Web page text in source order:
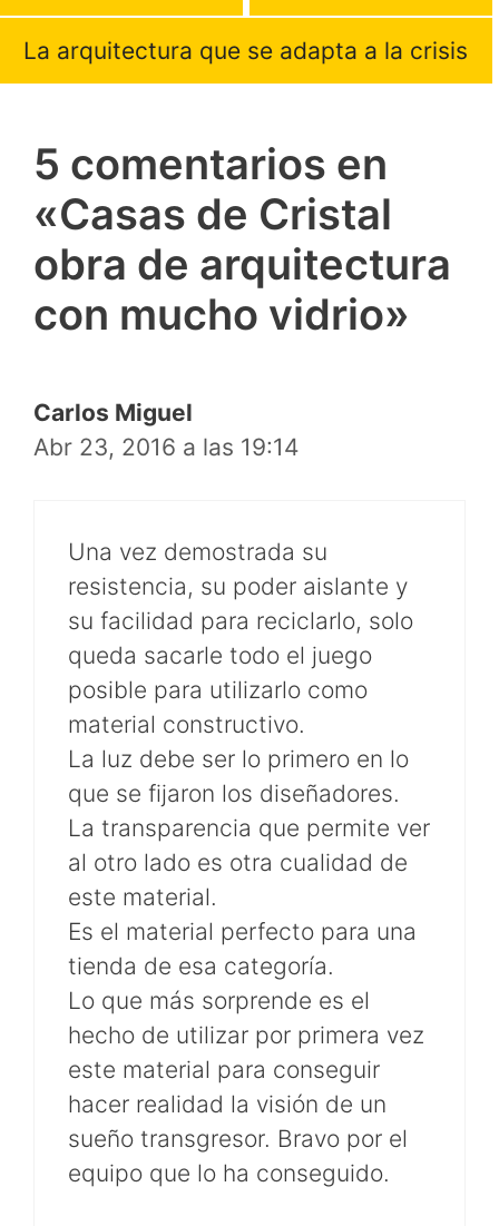
La arquitectura que se adapta a la crisis
5 comentarios en
«Casas de Cristal
obra de arquitectura
con mucho vidrio»
Carlos Miguel
Abr 23, 2016 a las 19:14
Una vez demostrada su
resistencia, su poder aislante y
su facilidad para reciclarlo, solo
queda sacarle todo el juego
posible para utilizarlo como
material constructivo.
La luz debe ser lo primero en lo
que se fijaron los diseñadores.
La transparencia que permite ver
al otro lado es otra cualidad de
este material.
Es el material perfecto para una
tienda de esa categoría.
Lo que más sorprende es el
hecho de utilizar por primera vez
este material para conseguir
hacer realidad la visión de un
sueño transgresor. Bravo por el
equipo que lo ha conseguido.